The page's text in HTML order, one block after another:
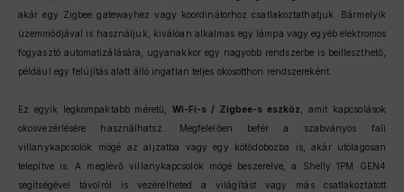
akár egy Zigbee gatewayhez vagy koordinátorhoz csatlakoztathatjuk. Bármelyik
üzemmódjával is használjuk, kiválóan alkalmas egy lámpa vagy egyéb elektromos
fogyasztó automatizálására, ugyanakkor egy nagyobb rendszerbe is beilleszthető,
például egy felújítás alatt álló ingatlan teljes okosotthon rendszereként.
Ez egyik legkompaktabb méretű, Wi-Fi-s / Zigbee-s eszköz
, amit kapcsolások
okosvezérlésére használhatsz. Megfelelően befér a szabványos fali
villanykapcsolók mögé az aljzatba vagy egy kötődobozba is, akár utólagosan
telepítve is. A meglévő villanykapcsolók mögé beszerelve, a Shelly 1PM GEN4
segítségével távolról is vezérelheted a világítást vagy más csatlakoztatott